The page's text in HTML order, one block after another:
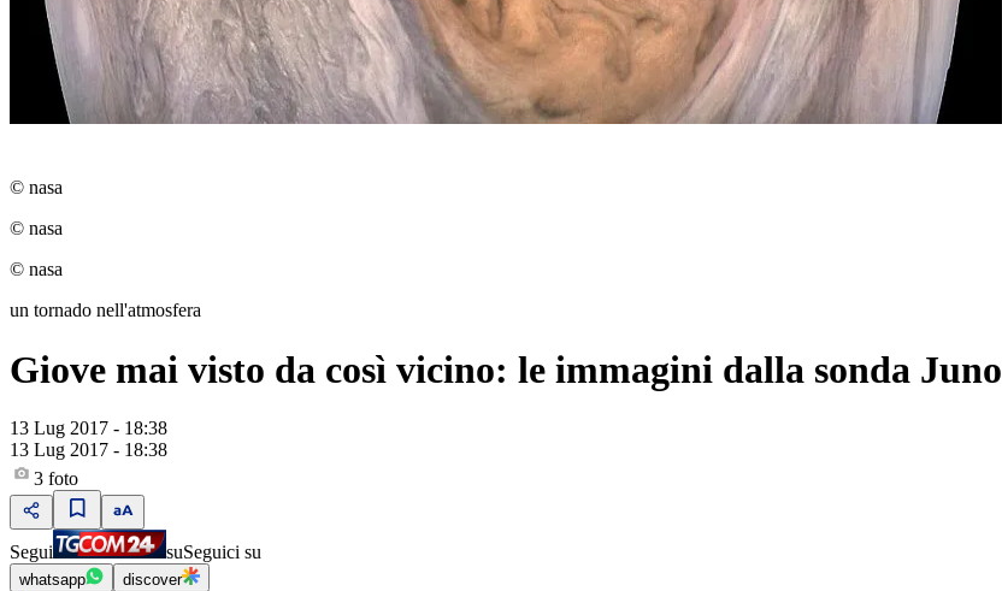
© nasa
© nasa
© nasa
un tornado nell'atmosfera
Giove mai visto da così vicino: le immagini dalla sonda Juno
13 Lug 2017 - 18:38
13 Lug 2017 - 18:38
3 foto
Segui suSeguici su
whatsapp discover